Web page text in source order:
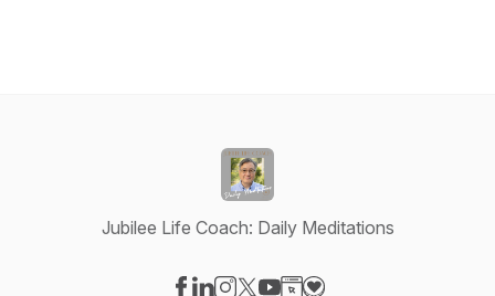
Jubilee Life Coach: Daily Meditations